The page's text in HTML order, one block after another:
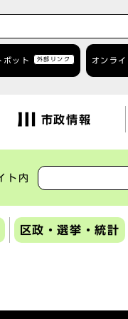
ボット 外部リンク オンラ
市政情報
ト内
区政・選挙・統計